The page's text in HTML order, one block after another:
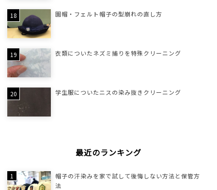
園帽・フェルト帽子の型崩れの直し方
衣類についたネズミ捕りを特殊クリーニング
学生服についたニスの染み抜きクリーニング
最近のランキング
帽子の汗染みを家で試して後悔しない方法と保管方
法